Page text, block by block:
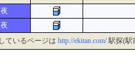
夜
夜
ているページは http://ekitan.com/駅探(駅